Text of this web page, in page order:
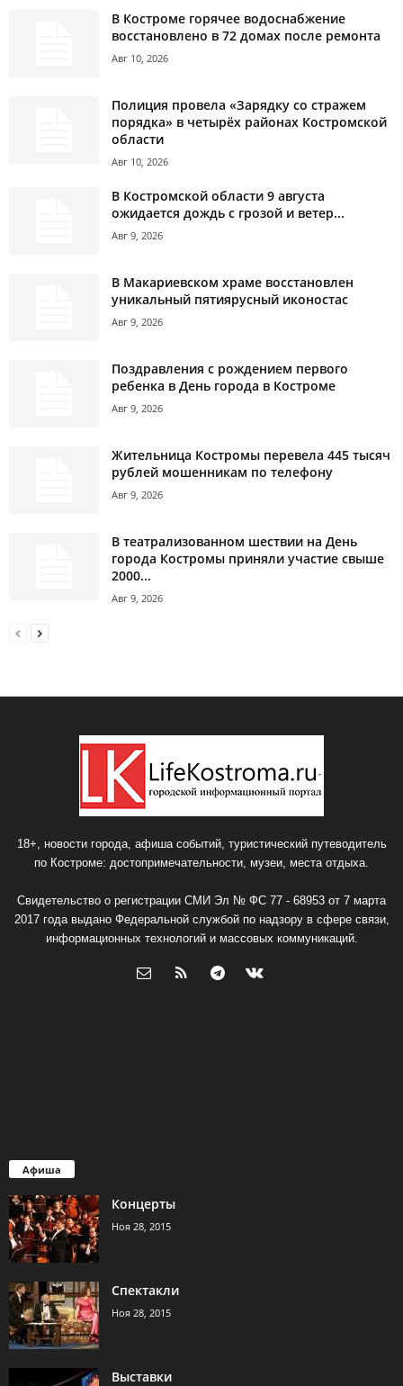
В Костроме горячее водоснабжение
восстановлено в 72 домах после ремонта
Авг 10, 2026
Полиция провела «Зарядку со стражем
порядка» в четырёх районах Костромской
области
Авг 10, 2026
В Костромской области 9 августа
ожидается дождь с грозой и ветер...
Авг 9, 2026
В Макариевском храме восстановлен
уникальный пятиярусный иконостас
Авг 9, 2026
Поздравления с рождением первого
ребенка в День города в Костроме
Авг 9, 2026
Жительница Костромы перевела 445 тысяч
рублей мошенникам по телефону
Авг 9, 2026
В театрализованном шествии на День
города Костромы приняли участие свыше
2000...
Авг 9, 2026
18+, новости города, афиша событий, туристический путеводитель
по Костроме: достопримечательности, музеи, места отдыха.
Свидетельство о регистрации СМИ Эл № ФС 77 - 68953 от 7 марта
2017 года выдано Федеральной службой по надзору в сфере связи,
информационных технологий и массовых коммуникаций.
Афиша
Концерты
Ноя 28, 2015
Спектакли
Ноя 28, 2015
Выставки